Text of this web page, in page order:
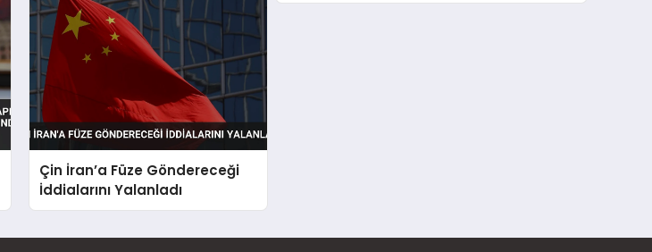
Çin İran’a Füze Göndereceği
İddialarını Yalanladı